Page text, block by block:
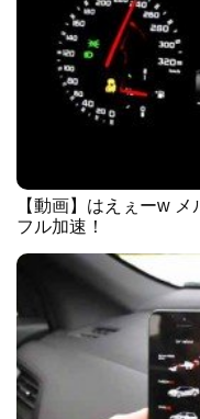
【動画】はえぇーw
フル加速！